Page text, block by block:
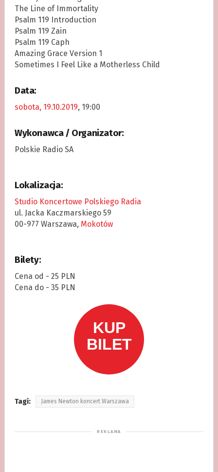
The Line of Immortality
Psalm 119 Introduction
Psalm 119 Zain
Psalm 119 Caph
Amazing Grace Version 1
Sometimes I Feel Like a Motherless Child
Data:
sobota, 19.10.2019, 19:00
Wykonawca / Organizator:
Polskie Radio SA
Lokalizacja:
Studio Koncertowe Polskiego Radia
ul. Jacka Kaczmarskiego 59
00-977 Warszawa, Mokotów
Bilety:
Cena od - 25 PLN
Cena do - 35 PLN
Tagi: James Newton koncert Warszawa